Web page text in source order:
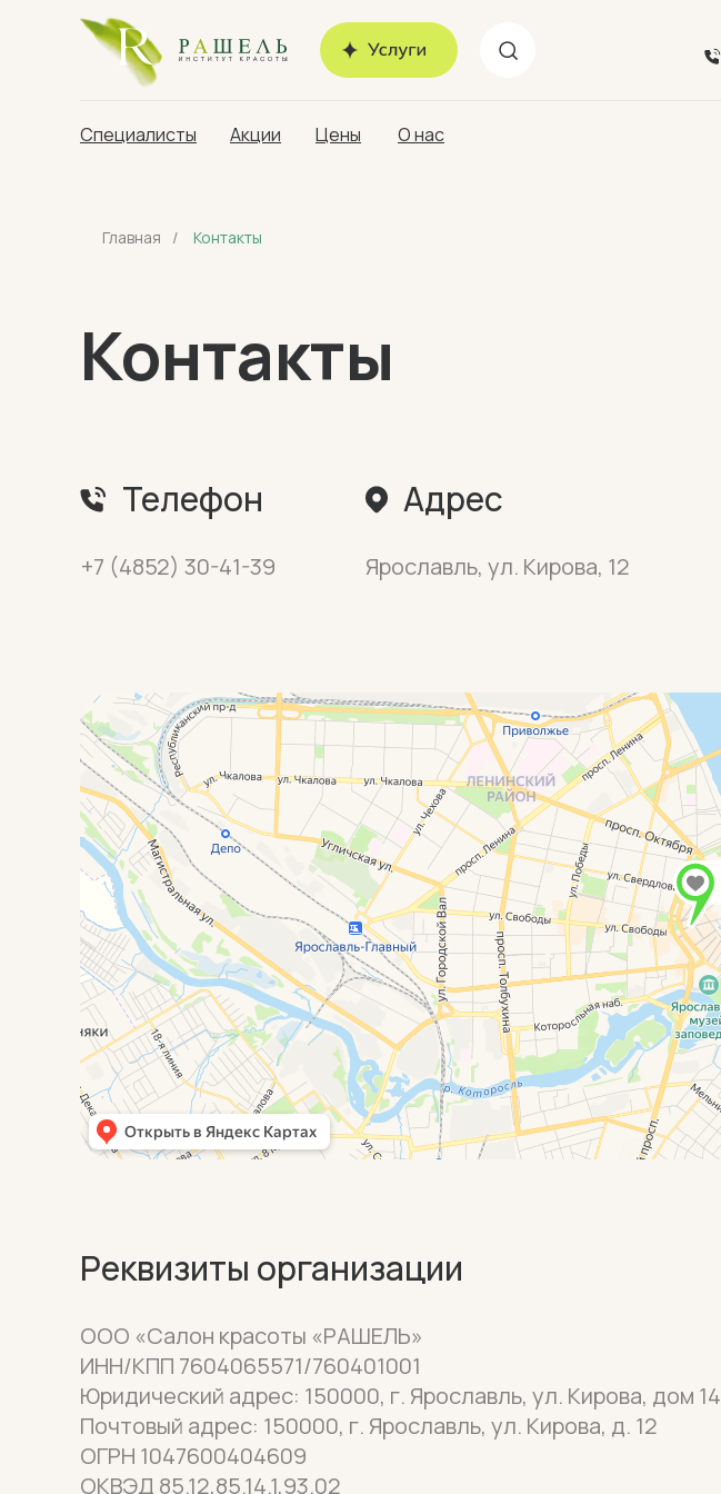
О нас
Специалисты Акции Цены
Главная / Контакты
Контакты
Телефон
Реквизиты организации
+7 (4852) 30-41-39
ООО «Салон красоты «РАШЕЛЬ»
ИНН/КПП 7604065571/760401001
Юридический адрес: 150000, г. Ярославль, ул. Кирова, дом 14
Почтовый адрес: 150000, г. Ярославль, ул. Кирова, д. 12
ОГРН 1047600404609
ОКВЭД 85.12,85.14.1,93.02
Адрес
Ярославль, ул. Кирова, 12